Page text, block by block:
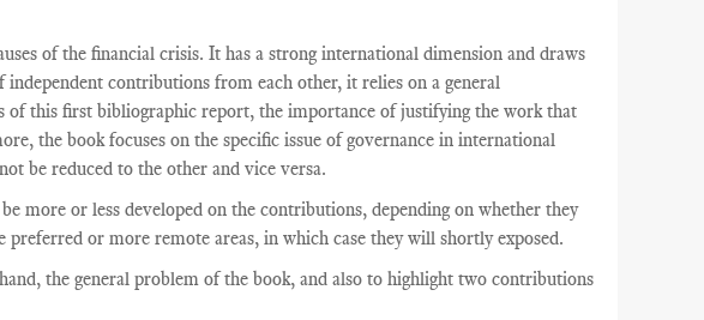
of the financial crisis. It has a strong international dimension and draws
contributions from each other, it relies on a general
this first bibliographic report, the importance of justifying the work that
the book focuses on the specific issue of governance in international
be reduced to the other and vice versa.
more or less developed on the contributions, depending on whether they
or more remote areas, in which case they will shortly exposed.
, the general problem of the book, and also to highlight two contributions